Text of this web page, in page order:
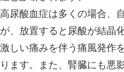
高尿酸血症は多くの場合、
が、放置すると尿酸が結晶
激しい痛みを伴う痛風発作
ります。また、腎臓にも悪